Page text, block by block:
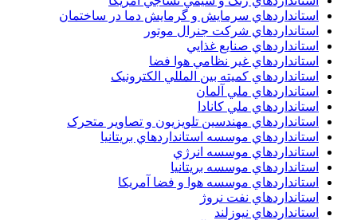
استانداردهاي سرمايش و گرمايش دما در ساختمان
استانداردهاي شرکت جنرال موتور
استانداردهاي صنايع غذايي
استانداردهاي غير نظامي هوا فضا
استانداردهاي کميته بين المللي الکترونيک
استانداردهاي ملي آلمان
استانداردهاي ملي کانادا
استانداردهاي مهندسين تلويزيون و تصاوير متحرک
استانداردهاي موسسه استانداردهاي بريتانيا
استانداردهاي موسسه انرژي
استانداردهاي موسسه بريتانيا
استانداردهاي موسسه هوا و فضا آمريکا
استانداردهاي نفت نروژ
استانداردهاي نيوزلند